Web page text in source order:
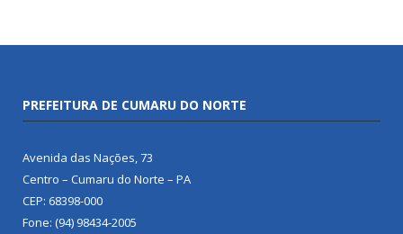
PREFEITURA DE CUMARU DO NORTE
Avenida das Nações, 73
Centro – Cumaru do Norte – PA
CEP: 68398-000
Fone: (94) 98434-2005